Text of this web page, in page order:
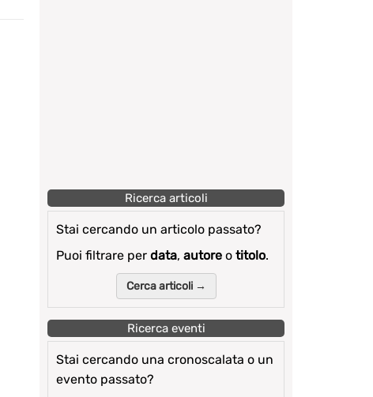
Ricerca articoli
Stai cercando un articolo passato?
Puoi filtrare per data, autore o titolo.
Cerca articoli →
Ricerca eventi
Stai cercando una cronoscalata o un
evento passato?